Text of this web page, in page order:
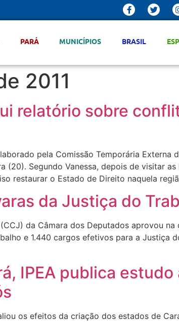
PARÁ MUNICÍPIOS BRASIL
2011
relatório sobre
pela Comissão Temporária Externa
(20). Segundo Vanessa, depois de visitar
restaurar o Estado de Direito naquela
da Justiça do
da Câmara dos Deputados aprovou
e 1.440 cargos efetivos para a Justiça
IPEA publica
os efeitos da criação dos estados de